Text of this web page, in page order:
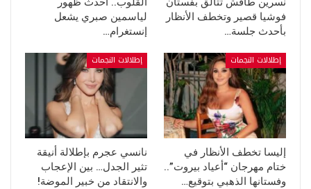
فوشيا قصير وتخطف الأنظار
بأحدث جلسة…
لياسمين صبري يشعل
إنستغرام…
إطلالات النجمات
إليسا تخطف الأنظار في
ختام مهرجان “أعياد بيروت”..
وفستانها الذهبي بتوقيع…
إطلالات النجمات
نانسي عجرم بإطلالة أنيقة
تثير الجدل… بين الإعجاب
والانتقاد من خبير الموضة!